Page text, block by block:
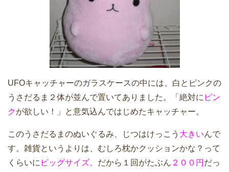
UFOキャッチャーのガラスケースの中には、白とピンクの
うさだるま２体が並んで置いてありました。「絶対に ピン
クが欲しい！」と意気込んではじめたキャッチャー。
このうさだるまのぬいぐるみ、じつはけっこう 大きいんで
す。雑貨というよりは、むしろ枕かクッションかな？って
くらいに ビッグサイズ。 だから１回がたぶん ２００円 だっ